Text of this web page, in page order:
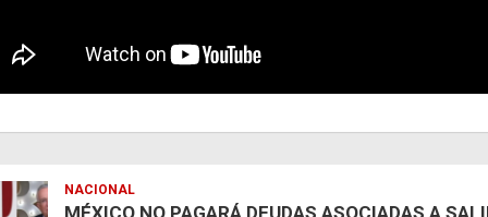
NACIONAL
MÉXICO NO PAGARÁ DEUDAS ASOCIADAS A